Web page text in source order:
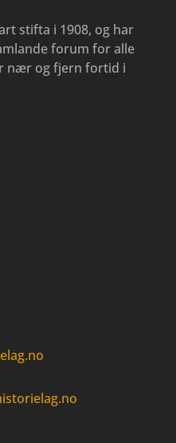
stifta i 1908, og har
forum for alle
nær og fjern fortid i